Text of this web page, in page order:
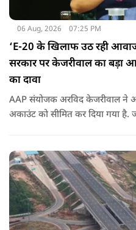
06 Aug, 2026 07:25 PM
‘E-20 के खिलाफ उठ रही आवाज
सरकार पर केजरीवाल का बड़ा
का दावा
AAP संयोजक अरविद केजरीवाल ने
अकाउंट को सीमित कर दिया गया है.